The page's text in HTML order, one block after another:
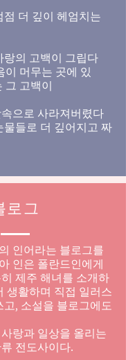
점 더 깊이 헤엄치는
랑의 고백이 그립다
이 머무는 곳에 있
그 고백이
으로 사라져버렸다
물들로 더 깊어지고 짜
로그
인어라는 블로그를
인은 폴란드인에게
제주 해녀를 소개하
생활하며 직접 일러스
고, 소설을 블로그에도
랑과 일상을 올리는
류 전도사이다.